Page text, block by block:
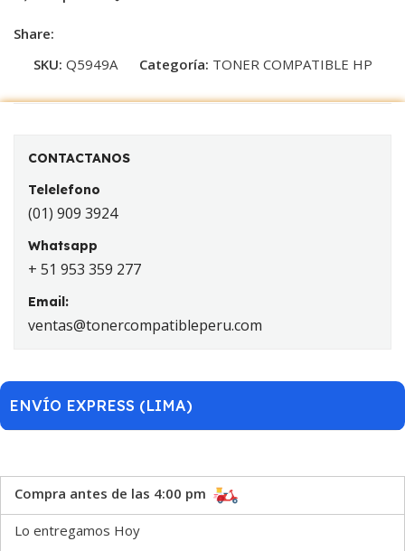
Share:
SKU: Q5949A Categoría: TONER COMPATIBLE HP
CONTACTANOS
Telelefono
(01) 909 3924
Whatsapp
+ 51 953 359 277
Email:
ventas@tonercompatibleperu.com
ENVÍO EXPRESS (LIMA)
Compra antes de las 4:00 pm
Lo entregamos Hoy